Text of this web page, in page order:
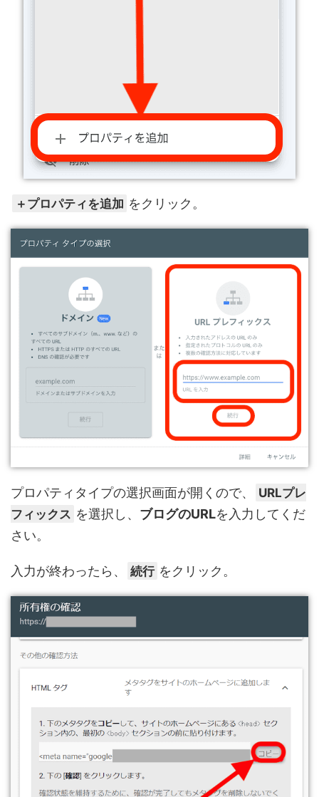
＋プロパティを追加 をクリック。
プロパティタイプの選択画面が開くので、
URLプレ
フィックス を選択し、 ブログのURLを入力してくだ
さい。
入力が終わったら、 続行 をクリック。